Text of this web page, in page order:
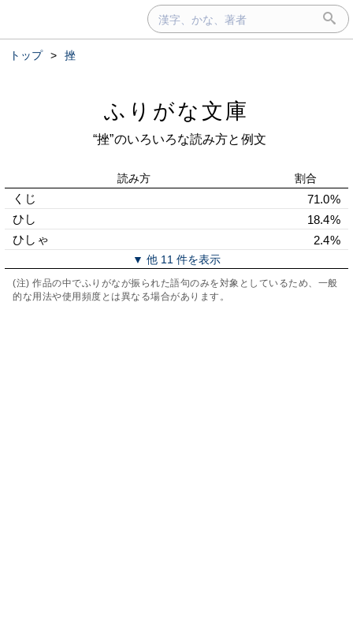
トップ > 挫
ふりがな文庫
“挫”のいろいろな読み方と例文
読み方 割合
くじ
71.0%
ひし
18.4%
ひしゃ
2.4%
▼ 他 11 件を表示
(注) 作品の中でふりがなが振られた語句のみを対象としているため、一般
的な用法や使用頻度とは異なる場合があります。